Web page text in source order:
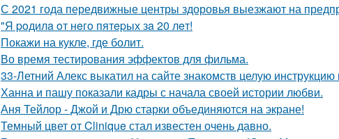
С 2021 года передвижные центры здоровья выезжают на
"Я poдилa oт нeгo пятepых зa 20 лeт!
Покажи на кукле, где болит.
Во время тестирования эффектов для фильма.
33-Летний Алекс выкатил на сайте знакомств целую
Ханна и пашу показали кадры с начала своей истории любви.
Аня Тейлор - Джой и Дрю старки объединяются на экране!
Темный цвет от Clinique стал известен очень давно.